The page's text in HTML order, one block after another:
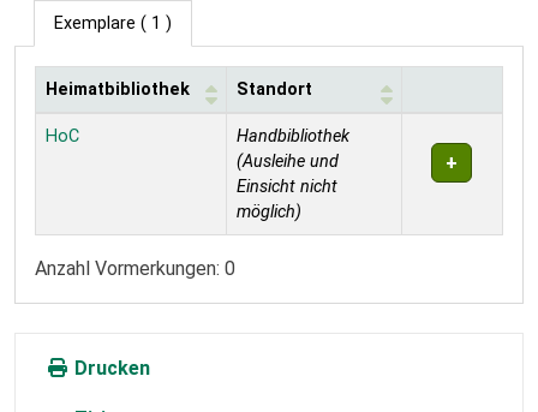
Exemplare ( 1 )
Exemplare
Heimatbibliothek Standort
HoC
Handbibliothek
(Ausleihe und
Einsicht nicht
möglich)
Anzahl Vormerkungen: 0
Drucken